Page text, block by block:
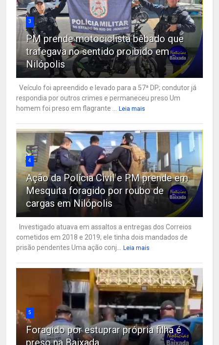
3
PM prende motociclista bêbado que
trafegava no sentido proibido em
Nilópolis
Veículo foi apreendido e levado para a 57ª DP; condutor já
respondia por outros crimes e permaneceu preso Um
homem foi preso em flagrante ...
Leia mais
4
Ação da Polícia Civil e PM prende em
Mesquita foragido por roubo de
cargas em Nilópolis
Investigado atuava em assaltos a entregas dos Correios
cometidos em 2018 e 2019; ele tinha dois mandados de
prisão pendentes Uma ação conj...
Leia mais
5
Foragido por estuprar própria filha é
preso na Baixada